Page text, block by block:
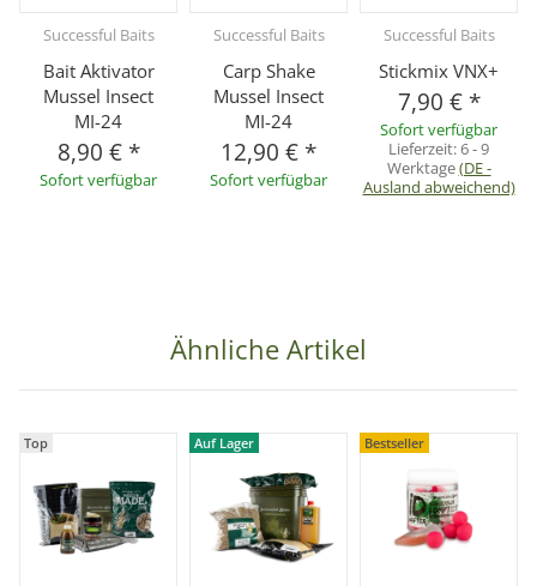
Successful Baits
Bait Aktivator
Mussel Insect
MI-24
8,90 € *
Sofort verfügbar
Successful Baits
Carp Shake
Mussel Insect
MI-24
12,90 € *
Sofort verfügbar
Successful Baits
Stickmix VNX+
7,90 € *
Sofort verfügbar
Lieferzeit:6 - 9
Werktage(DE -
Ausland abweichend)
Ähnliche Artikel
Top Auf Lager Bestseller